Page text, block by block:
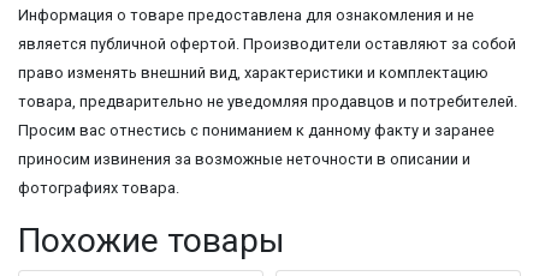
Информация о товаре предоставлена для ознакомления и не
является публичной офертой. Производители оставляют за собой
право изменять внешний вид, характеристики и комплектацию
товара, предварительно не уведомляя продавцов и потребителей.
Просим вас отнестись с пониманием к данному факту и заранее
приносим извинения за возможные неточности в описании и
фотографиях товара.
Похожие товары